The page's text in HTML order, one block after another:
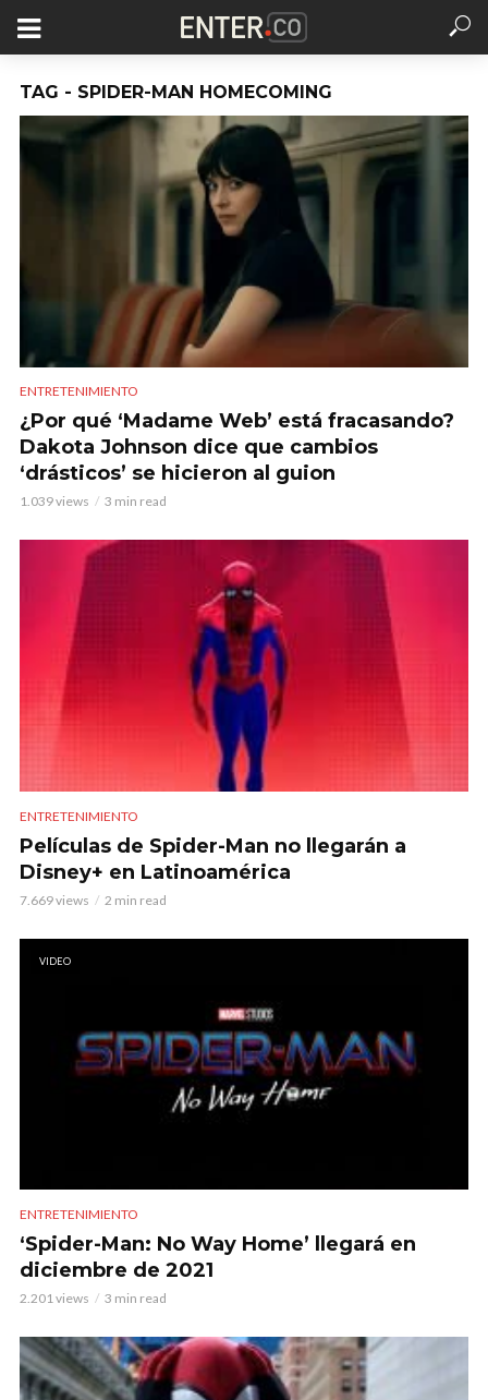
TAG - SPIDER-MAN HOMECOMING
ENTRETENIMIENTO
¿Por qué ‘Madame Web’ está fracasando?
Dakota Johnson dice que cambios
‘drásticos’ se hicieron al guion
1.039 views 3 min read
ENTRETENIMIENTO
Películas de Spider-Man no llegarán a
Disney+ en Latinoamérica
7.669 views 2 min read
VIDEO
ENTRETENIMIENTO
‘Spider-Man: No Way Home’ llegará en
diciembre de 2021
2.201 views 3 min read